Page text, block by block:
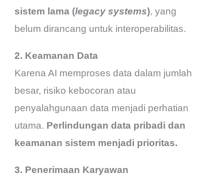
sistem lama (legacy systems), yang
belum dirancang untuk interoperabilitas.
2. Keamanan Data
Karena AI memproses data dalam jumlah
besar, risiko kebocoran atau
penyalahgunaan data menjadi perhatian
utama. Perlindungan data pribadi dan
keamanan sistem menjadi prioritas.
3. Penerimaan Karyawan